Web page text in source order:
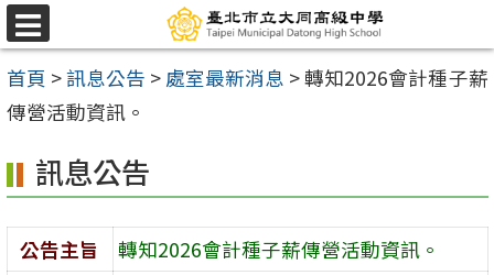
跳
至
主
要
容
區
選
單
首頁 >訊息公告 > 處室最新消息 >轉知2026會計種子薪
傳營活動資訊。
訊息公告
公告主旨
轉知2026會計種子薪傳營活動資訊。